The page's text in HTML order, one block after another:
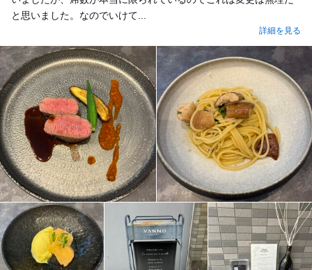
と思いました。なのでいけて...
詳細を見る